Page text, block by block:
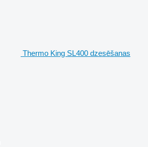
Thermo King SL400 dzesēšanas